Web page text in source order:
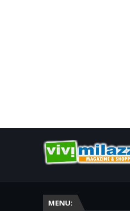
MENU: